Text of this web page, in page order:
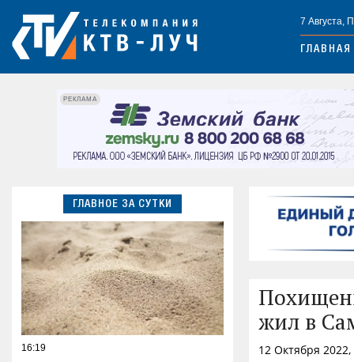
7 Августа,
ГЛАВНАЯ
РЕКЛАМА
ГЛАВНОЕ ЗА СУТКИ
16:19
жил в
12 Октября